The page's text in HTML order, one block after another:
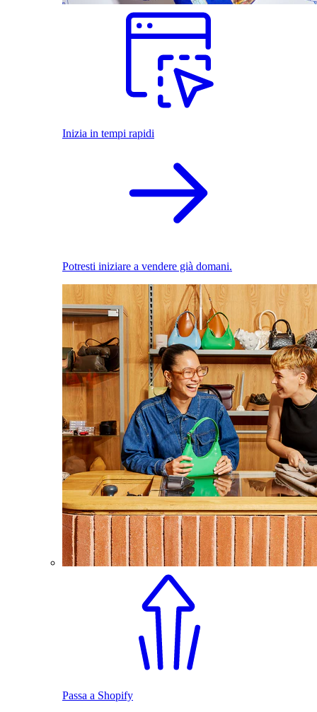
Inizia in tempi rapidi
Potresti iniziare a vendere già domani.
Passa a Shopify